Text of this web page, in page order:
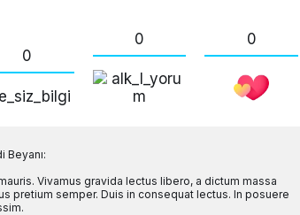
0
0 0
Beyanı:
Vivamus gravida lectus libero, a dictum massa
pretium semper. Duis in consequat lectus. In posuere